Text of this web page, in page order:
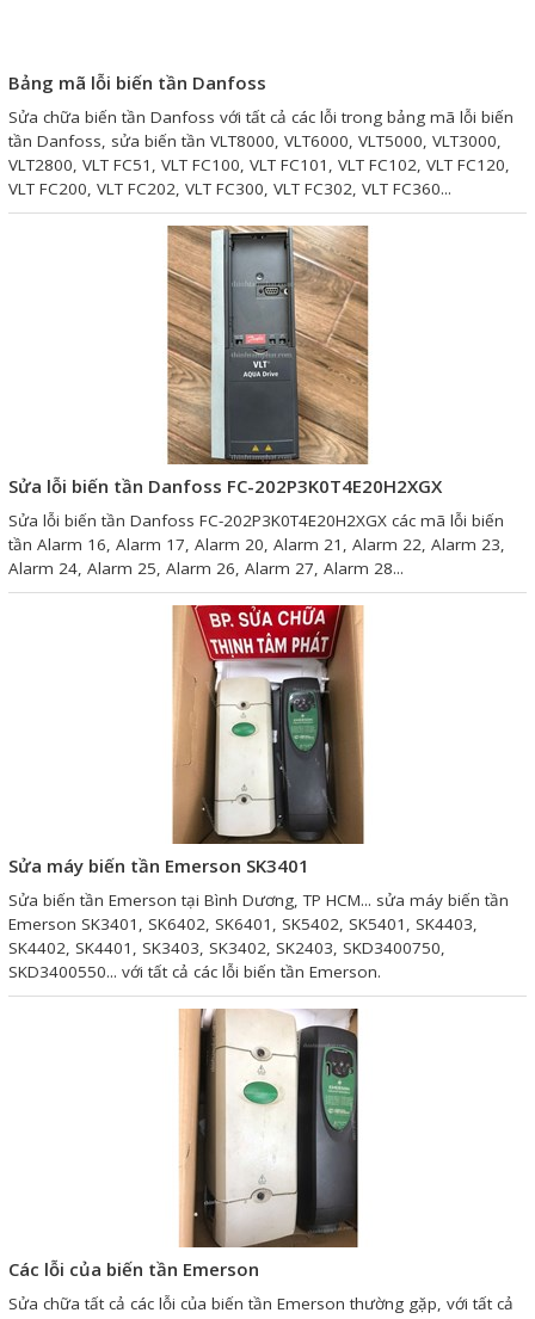
Bảng mã lỗi biến tần Danfoss
Sửa chữa biến tần Danfoss với tất cả các lỗi trong bảng mã lỗi biến
tần Danfoss, sửa biến tần VLT8000, VLT6000, VLT5000, VLT3000,
VLT2800, VLT FC51, VLT FC100, VLT FC101, VLT FC102, VLT FC120,
VLT FC200, VLT FC202, VLT FC300, VLT FC302, VLT FC360...
Sửa lỗi biến tần Danfoss FC-202P3K0T4E20H2XGX
Sửa lỗi biến tần Danfoss FC-202P3K0T4E20H2XGX các mã lỗi biến
tần Alarm 16, Alarm 17, Alarm 20, Alarm 21, Alarm 22, Alarm 23,
Alarm 24, Alarm 25, Alarm 26, Alarm 27, Alarm 28...
Sửa máy biến tần Emerson SK3401
Sửa biến tần Emerson tại Bình Dương, TP HCM... sửa máy biến tần
Emerson SK3401, SK6402, SK6401, SK5402, SK5401, SK4403,
SK4402, SK4401, SK3403, SK3402, SK2403, SKD3400750,
SKD3400550... với tất cả các lỗi biến tần Emerson.
Các lỗi của biến tần Emerson
Sửa chữa tất cả các lỗi của biến tần Emerson thường gặp, với tất cả
Thiết bị đo lường - Cảm biến
Bộ điều khiển nhiệt độ
Bộ đếm - Bộ hẹn giờ
Phụ kiện lắp tủ điện
Thiết kế phần mềm giám sát
và quản lý
Thiết kế tủ điện công nghiệp
Sửa chữa biến tần
Sửa chữa màn hình HMI
Sửa Bộ điều khiển Servo, Bộ
Sửa motor - Quấn motor
Sửa Cân Điện Tử
Lập trình PLC
Lập trình màn hình HMI
Lập trình hệ thống Servo
Crack password PLC
Lấy Chương Trình HMI
Thông tin hữu ích
Hình ảnh sửa chữa